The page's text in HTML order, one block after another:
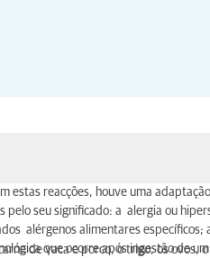
estas reacções, houve uma
pelo seu significado: a alergia ou
alérgenos alimentares específicos;
que ocorre após ingestão de
de vaca e porco, o trigo, os ovos,